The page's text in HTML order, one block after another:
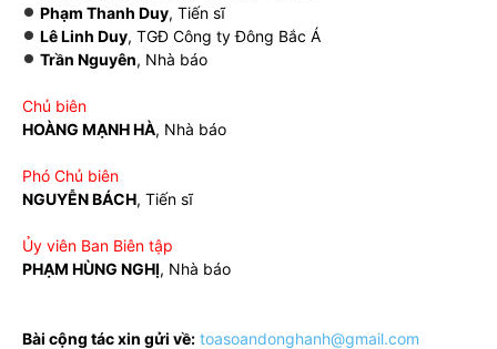
Phạm Thanh Duy, Tiến sĩ
Lê Linh Duy, TGĐ Công ty Đông Bắc Á
Trần Nguyên, Nhà báo
Chủ biên
HOÀNG MẠNH HÀ, Nhà báo
Phó Chủ biên
NGUYỄN BÁCH, Tiến sĩ
Ủy viên Ban Biên tập
PHẠM HÙNG NGHỊ, Nhà báo
Bài cộng tác xin gửi về: toasoandonghanh@gmail.com